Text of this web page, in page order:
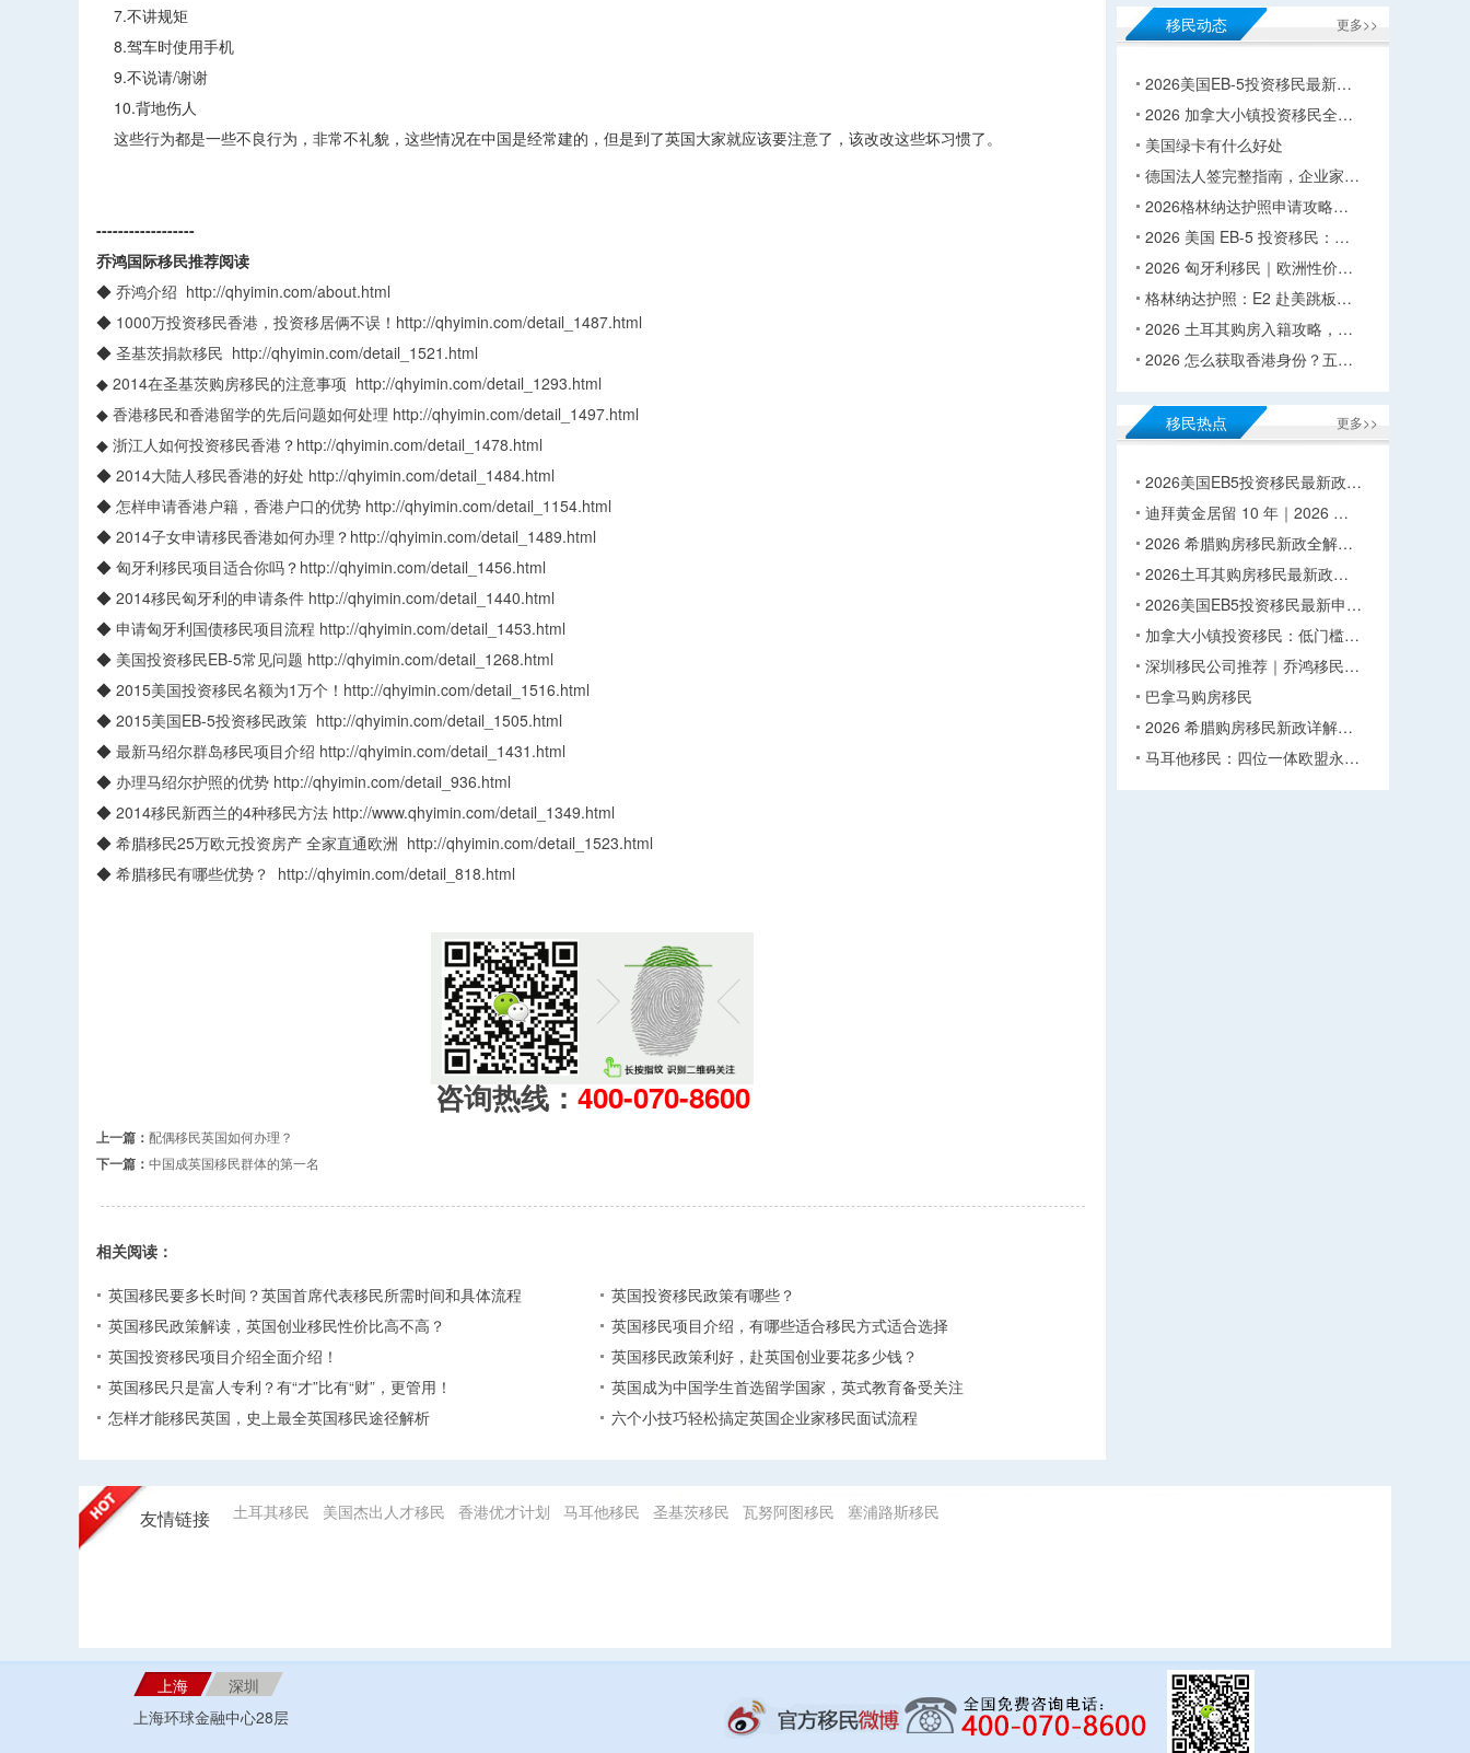
7.不讲规矩
8.驾车时使用手机
9.不说请/谢谢
10.背地伤人
这些行为都是一些不良行为，非常不礼貌，这些情况在中国是经常建的，但是到了英国大家就应该要注意了，该改改这些坏习惯了。
------------------
乔鸿国际移民推荐阅读
◆ 乔鸿介绍 http://qhyimin.com/about.html
◆ 1000万投资移民香港，投资移居俩不误 ！ http://qhyimin.com/detail_1487.html
◆ 圣基茨捐款移民 http://qhyimin.com/detail_1521.html
◆ 2014在圣基茨购房移民的注意事项 http://qhyimin.com/detail_1293.html
◆ 香港移民和香港留学的先后问题如何处理 http://qhyimin.com/detail_1497.html
◆ 浙江人如何投资移民香港 ？ http://qhyimin.com/detail_1478.html
◆ 2014大陆人移民香港的好处 http://qhyimin.com/detail_1484.html
◆ 怎样申请香港户籍，香港户口的优势 http://qhyimin.com/detail_1154.html
◆ 2014子女申请移民香港如何办理 ？ http://qhyimin.com/detail_1489.html
◆ 匈牙利移民项目适合你吗 ？ http://qhyimin.com/detail_1456.html
◆ 2014移民匈牙利的申请条件 http://qhyimin.com/detail_1440.html
◆ 申请匈牙利国债移民项目流程 http://qhyimin.com/detail_1453.html
◆ 美国投资移民EB-5常见问题 http://qhyimin.com/detail_1268.html
◆ 2015美国投资移民名额为1万个 ！ http://qhyimin.com/detail_1516.html
◆ 2015美国EB-5投资移民政策 http://qhyimin.com/detail_1505.html
◆ 最新马绍尔群岛移民项目介绍 http://qhyimin.com/detail_1431.html
◆ 办理马绍尔护照的优势 http://qhyimin.com/detail_936.html
◆ 2014移民新西兰的4种移民方法 http://www.qhyimin.com/detail_1349.html
◆ 希腊移民25万欧元投资房产 全家直通欧洲 http://qhyimin.com/detail_1523.html
◆ 希腊移民有哪些优势？ http://qhyimin.com/detail_818.html
咨询热线： 400-070-8600
上一篇： 配偶移民英国如何办理？
下一篇： 中国成英国移民群体的第一名
相关阅读：
英国移民要多长时间？英国首席代表移民所需时间和具体流程
英国投资移民政策有哪些？
英国移民政策解读，英国创业移民性价比高不高？
英国移民项目介绍，有哪些适合移民方式适合选择
英国投资移民项目介绍全面介绍！
英国移民政策利好，赴英国创业要花多少钱？
英国移民只是富人专利？有“才”比有“财”，更管用！
英国成为中国学生首选留学国家，英式教育备受关注
怎样才能移民英国，史上最全英国移民途径解析
六个小技巧轻松搞定英国企业家移民面试流程
更多>>
移民动态
2026美国EB-5投资移民最新…
2026 加拿大小镇投资移民全…
美国绿卡有什么好处
德国法人签完整指南，企业家…
2026格林纳达护照申请攻略…
2026 美国 EB-5 投资移民：…
2026 匈牙利移民｜欧洲性价…
格林纳达护照：E2 赴美跳板…
2026 土耳其购房入籍攻略，…
2026 怎么获取香港身份？五…
更多>>
移民热点
2026美国EB5投资移民最新政…
迪拜黄金居留 10 年｜2026 …
2026 希腊购房移民新政全解…
2026土耳其购房移民最新政…
2026美国EB5投资移民最新申…
加拿大小镇投资移民：低门槛…
深圳移民公司推荐｜乔鸿移民…
巴拿马购房移民
2026 希腊购房移民新政详解…
马耳他移民：四位一体欧盟永…
友情链接 土耳其移民 美国杰出人才移民 香港优才计划 马耳他移民 圣基茨移民 瓦努阿图移民 塞浦路斯移民
上海
深圳
上海环球金融中心28层